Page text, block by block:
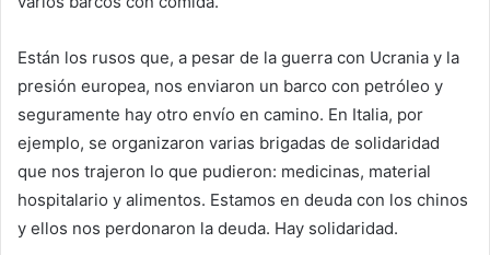
Están los rusos que, a pesar de la guerra con Ucrania y la
presión europea, nos enviaron un barco con petróleo y
seguramente hay otro envío en camino. En Italia, por
ejemplo, se organizaron varias brigadas de solidaridad
que nos trajeron lo que pudieron: medicinas, material
hospitalario y alimentos. Estamos en deuda con los chinos
y ellos nos perdonaron la deuda. Hay solidaridad.